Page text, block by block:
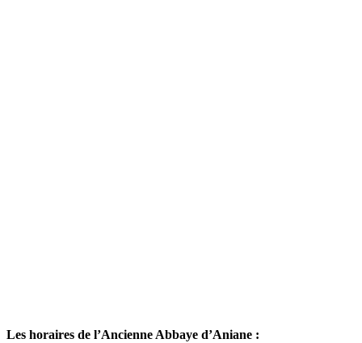
Les horaires de l’Ancienne Abbaye d’Aniane :